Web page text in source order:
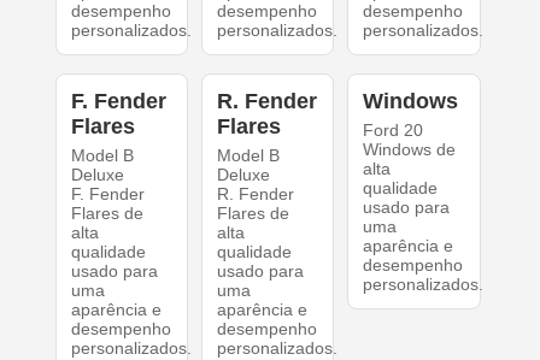
desempenho
personalizados.
desempenho
personalizados.
desempenho
personalizados.
F. Fender
Flares
Model B
Deluxe
F. Fender
Flares de
alta
qualidade
usado para
uma
aparência e
desempenho
personalizados.
R. Fender
Flares
Model B
Deluxe
R. Fender
Flares de
alta
qualidade
usado para
uma
aparência e
desempenho
personalizados.
Windows
Ford 20
Windows de
alta
qualidade
usado para
uma
aparência e
desempenho
personalizados.